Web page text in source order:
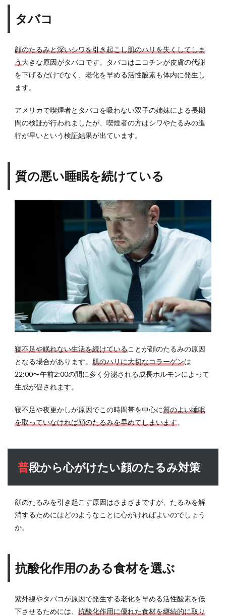
フェ
イス
たる
み
4.5
ッサ
ージ
5
みに
有効
ッ
みに
有効
なグ
ッ
リフ
トア
ップ
ベル
ト
7
顔の
有効
なグ
ッ
筋を
鍛え
るマ
ウス
8
みを
改善
タバコ
顔のたるみと深いシワを引き起こし肌のハリを失くしてしま
う大きな原因がタバコです。タバコはニコチンが皮膚の代謝
を下げるだけでなく、老化を早める活性酸素も体内に発生し
ます。
アメリカで喫煙者とタバコを吸わない双子の姉妹による長期
間の検証が行われましたが、喫煙者の方はシワやたるみの進
行が早いという検証結果が出ています。
質の悪い睡眠を続けている
寝不足や眠れない生活を続けていることが顔のたるみの原因
となる場合があります。 肌のハリに大切なコラーゲンは
22:00〜午前2:00の間に多く分泌される成長ホルモンによって
生成が促されます。
寝不足や夜更かしが原因でこの時間帯を中心に質のよい睡眠
を取っていなければ顔のたるみを早めてしまいます。
普段から心がけたい顔のたるみ対策
顔のたるみを引き起こす原因はさまざまですが、たるみを解
消するためにはどのようなことに心がければよいのでしょう
か。
抗酸化作用のある食材を選ぶ
紫外線やタバコが原因で発生する老化を早める活性酸素を低
下させるためには、 抗酸化作用に優れた食材を継続的に取り